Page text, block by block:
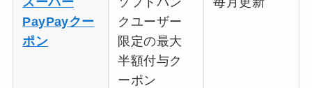
PayPayクー
ポン
クユーザー
限定の最大
半額付与ク
ーポン